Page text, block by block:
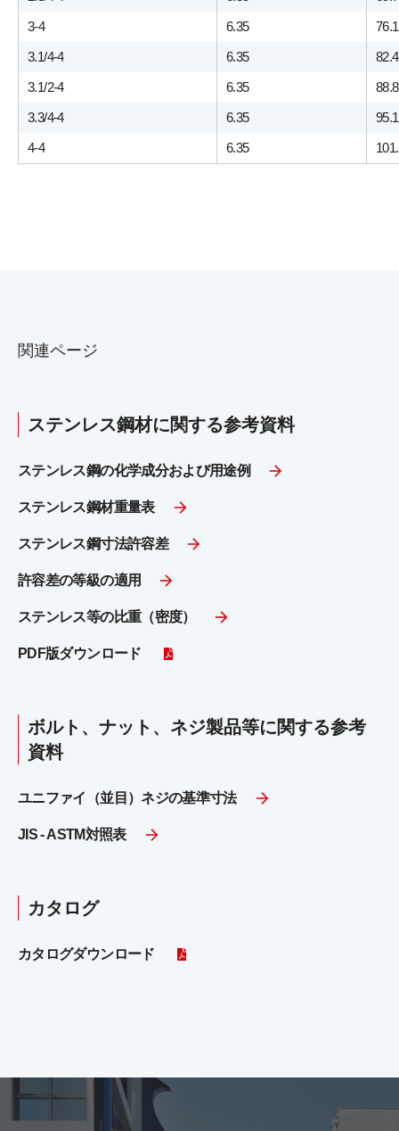
3-4
6.35
3.1/4-4
6.35
3.1/2-4
6.35
3.3/4-4
6.35
4-4
6.35
関連ページ
ステンレス鋼材に関する参考資料
ステンレス鋼の化学成分および用途例
ステンレス鋼材重量表
ステンレス鋼寸法許容差
許容差の等級の適用
ステンレス等の比重（密度）
PDF版ダウンロード
ボルト、ナット、ネジ製品等に関する参考
資料
ユニファイ（並目）ネジの基準寸法
JIS - ASTM対照表
カタログ
カタログダウンロード